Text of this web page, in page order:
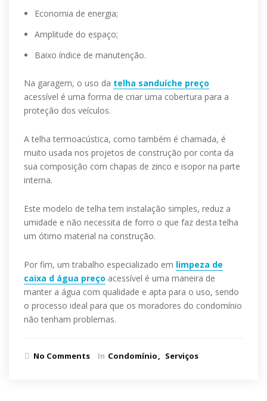
Economia de energia;
Amplitude do espaço;
Baixo índice de manutenção.
Na garagem, o uso da telha sanduíche preço
acessível é uma forma de criar uma cobertura para a
proteção dos veículos.
A telha termoacústica, como também é chamada, é
muito usada nos projetos de construção por conta da
sua composição com chapas de zinco e isopor na parte
interna.
Este modelo de telha tem instalação simples, reduz a
umidade e não necessita de forro o que faz desta telha
um ótimo material na construção.
Por fim, um trabalho especializado em limpeza de
caixa d água preço acessível é uma maneira de
manter a água com qualidade e apta para o uso, sendo
o processo ideal para que os moradores do condomínio
não tenham problemas.
No Comments In Condomínio Serviços